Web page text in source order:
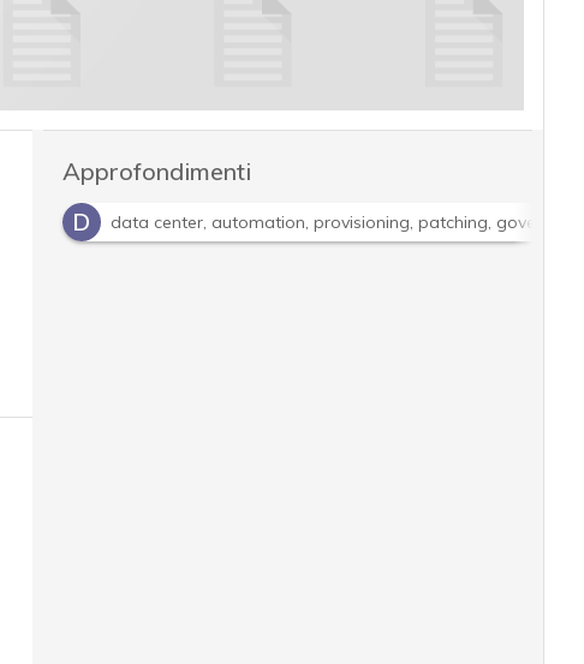
Approfondimenti
D
data center, automation, provisioning, patching,